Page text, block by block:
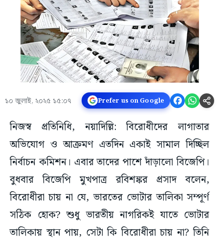
১০ জুলাই, ২০২৫ ১৫:০৭ Prefer us on Google
নিজস্ব প্রতিনিধি, নয়াদিল্লি: বিরোধীদের লাগাতার
অভিযোগ ও আক্রমণ এতদিন একাই সামাল দিচ্ছিল
নির্বাচন কমিশন। এবার তাদের পাশে দাঁড়ালো বিজেপি।
বুধবার বিজেপি মুখপাত্র রবিশঙ্কর প্রসাদ বলেন,
বিরোধীরা চায় না যে, ভারতের ভোটার তালিকা সম্পূর্ণ
সঠিক হোক? শুধু ভারতীয় নাগরিকই যাতে ভোটার
তালিকায় স্থান পায়, সেটা কি বিরোধীরা চায় না? তিনি